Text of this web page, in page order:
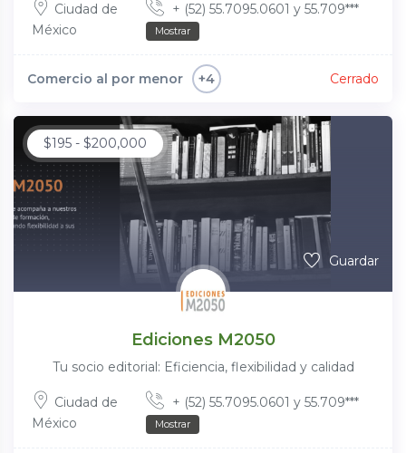
Ciudad de
México
+ (52) 55.7095.0601 y 55.709***
Mostrar
Comercio al por menor +4 Cerrado
$195 - $200,000
Guardar
Ediciones M2050
Tu socio editorial: Eficiencia, flexibilidad y calidad
Ciudad de
México
+ (52) 55.7095.0601 y 55.709***
Mostrar